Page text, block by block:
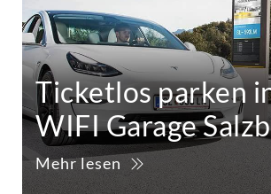
Ticketlos parken
WIFI Garage
Mehr lesen